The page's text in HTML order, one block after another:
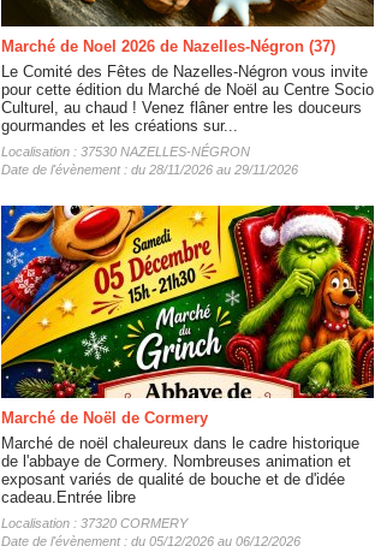
Marché de Noel 2026 de Nazelles-Négron (37)
Le Comité des Fêtes de Nazelles-Négron vous invite
pour cette édition du Marché de Noël au Centre Socio
Culturel, au chaud ! Venez flâner entre les douceurs
gourmandes et les créations sur...
Localisation : 37530 NAZELLES-NÉGRON
Date de l'évènement : du 28/11/2026 au 29/11/2026
Marché de Noël de Cormery
Marché de noël chaleureux dans le cadre historique
de l'abbaye de Cormery. Nombreuses animation et
exposant variés de qualité de bouche et de d'idée
cadeau.Entrée libre
Localisation : 37320 CORMERY
Date de l'évènement : du 05/12/2026 au 06/12/2026